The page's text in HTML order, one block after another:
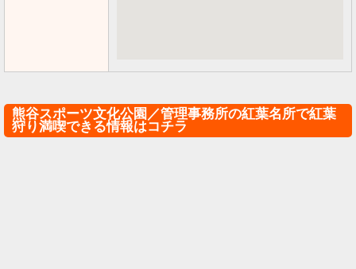
熊谷スポーツ文化公園／管理事務所の紅葉名所で紅葉
狩り満喫できる情報はコチラ